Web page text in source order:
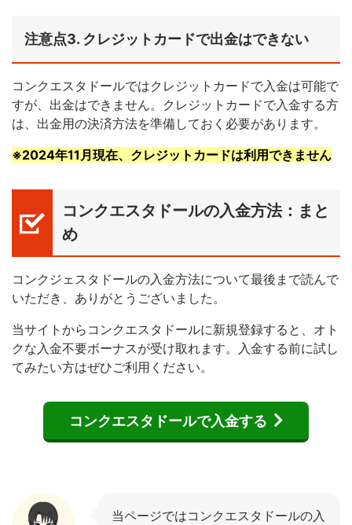
注意点3. クレジットカードで出金はできない
コンクエスタドールではクレジットカードで入金は可能で
すが、出金はできません。クレジットカードで入金する方
は、出金用の決済方法を準備しておく必要があります。
※2024年11月現在、クレジットカードは利用できません
コンクエスタドールの入金方法：まと
め
コンクジェスタドールの入金方法について最後まで読んで
いただき、ありがとうございました。
当サイトからコンクエスタドールに新規登録すると、オト
クな入金不要ボーナスが受け取れます。入金する前に試し
てみたい方はぜひご利用ください。
コンクエスタドールで入金する
当ページではコンクエスタドールの入